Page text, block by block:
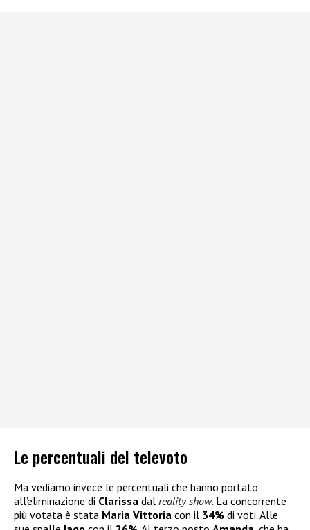
Le percentuali del televoto
Ma vediamo invece le percentuali che hanno portato
all’eliminazione di Clarissa dal reality show. La concorrente
più votata è stata Maria Vittoria con il 34% di voti. Alle